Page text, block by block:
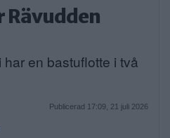
en bastuflotte i två
Publicerad 17:09, 21 juli 2026